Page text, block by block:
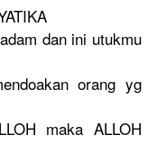
dan ini utukmu
orang yg
maka ALLOH